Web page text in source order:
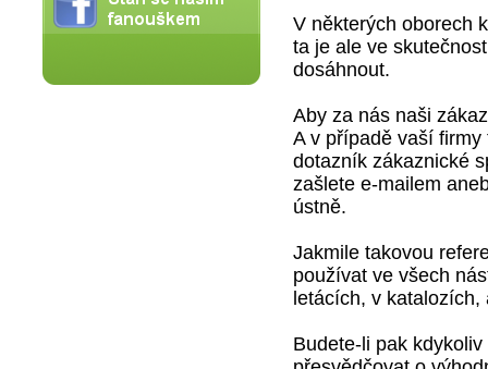
V některých oborech
ta je ale ve
dosáhnout.
Aby za nás naši
A v případě vaší
dotazník zákaznické
zašlete e-mailem
ústně.
Jakmile takovou
používat ve všech
letácích, v katalozích,
Budete-li pak